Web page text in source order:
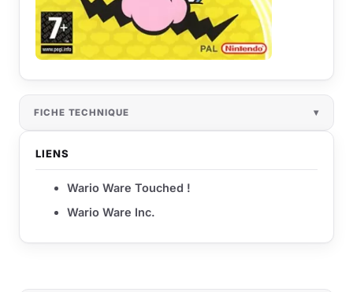
FICHE TECHNIQUE
LIENS
Wario Ware Touched !
Wario Ware Inc.